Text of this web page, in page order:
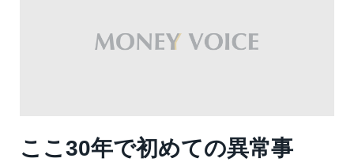
ここ30年で初めての異常事